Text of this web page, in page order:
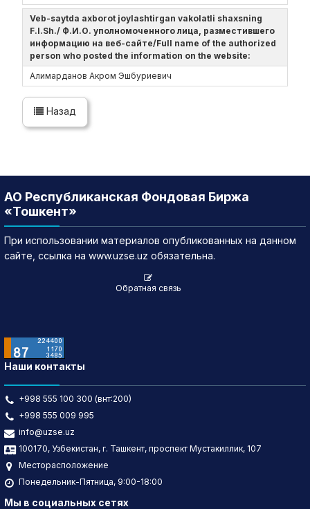
Veb-saytda axborot joylashtirgan vakolatli shaxsning
F.I.Sh./ Ф.И.О. уполномоченного лица, разместившего
информацию на веб-сайте/Full name of the authorized
person who posted the information on the website:
Алимарданов Акром Эшбуриевич
Назад
АО Республиканская Фондовая Биржа
«Тошкент»
При использовании материалов опубликованных на данном
сайте, ссылка на www.uzse.uz обязательна.
Обратная связь
Наши контакты
+998 555 100 300 (внт:200)
+998 555 009 995
info@uzse.uz
100170, Узбекистан, г. Ташкент, проспект Мустакиллик, 107
Месторасположение
Понедельник-Пятница, 9:00-18:00
Мы в социальных сетях